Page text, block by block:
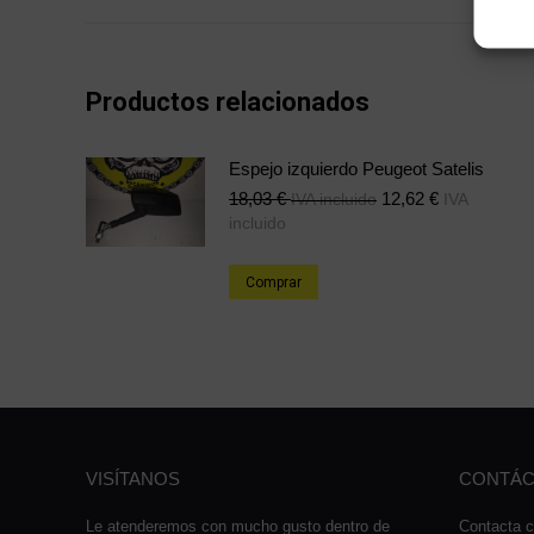
Productos relacionados
Espejo izquierdo Peugeot Satelis
18,03€ IVA incluido 12,62 € IVA
incluido
Comprar
VISÍTANOS
Le atenderemos con mucho gusto dentro de Contacta